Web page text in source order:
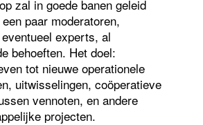
zal in goede banen geleid
paar moderatoren,
experts, al
behoeften. Het doel:
tot nieuwe operationele
uitwisselingen, coöperatieve
vennoten, en andere
projecten.